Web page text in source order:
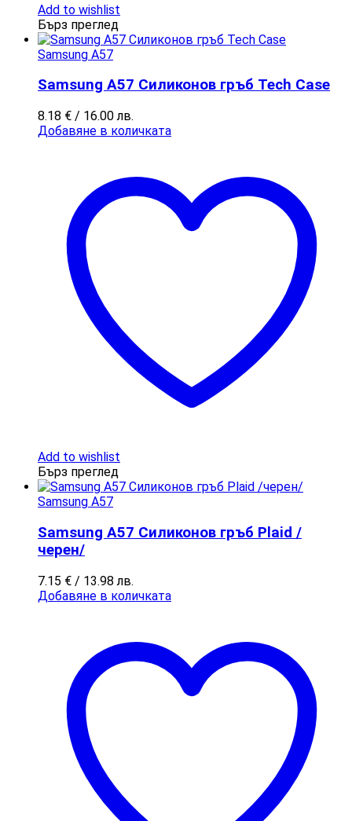
Add to wishlist
Бърз преглед
Samsung A57
Samsung A57 Силиконов гръб Tech Case
8.18 € / 16.00 лв.
Добавяне в количката
Add to wishlist
Бърз преглед
Samsung A57
Samsung A57 Силиконов гръб Plaid /
черен/
7.15 € / 13.98 лв.
Добавяне в количката